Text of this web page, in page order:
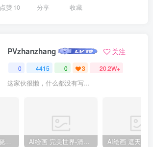
点赞10 分享 收藏
PVzhanzhang 关注
0 4415 0 3 20.2W+
这家伙很懒，什么都没有写...
AI绘画 三角洲-麦晓雯 [15P] [57M] AI绘画 完美世界-清漪 [86P] [1173M]